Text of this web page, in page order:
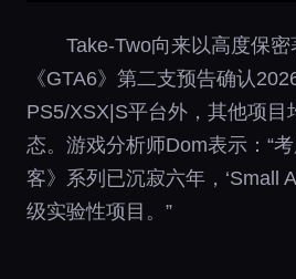
Take-Two向来以高度保
《GTA6》第二支预告确认
PS5/XSX|S平台外，其他项目
态。游戏分析师Dom表示：“
客》系列已沉寂六年，‘Small
级实验性项目。”